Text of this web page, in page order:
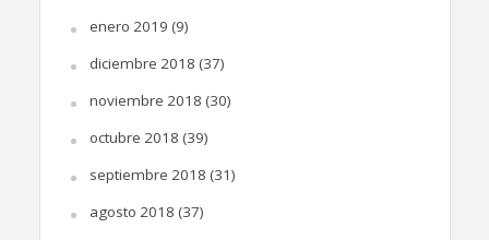
enero 2019 (9)
diciembre 2018 (37)
noviembre 2018 (30)
octubre 2018 (39)
septiembre 2018 (31)
agosto 2018 (37)